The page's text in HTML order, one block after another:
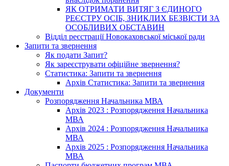
ЯК ОТРИМАТИ ВИТЯГ З ЄДИНОГО
РЕЄСТРУ ОСІБ, ЗНИКЛИХ БЕЗВІСТИ ЗА
ОСОБЛИВИХ ОБСТАВИН
Відділ реєстрації Новокаховської міської ради
Запити та звернення
Як подати Запит?
Як зареєструвати офіційне звернення?
Статистика: Запити та звернення
Архів Статистика: Запити та звернення
Документи
Розпорядження Начальника МВА
Архів 2023 : Розпорядження Начальника
МВА
Архів 2024 : Розпорядження Начальника
МВА
Архів 2025 : Розпорядження Начальника
МВА